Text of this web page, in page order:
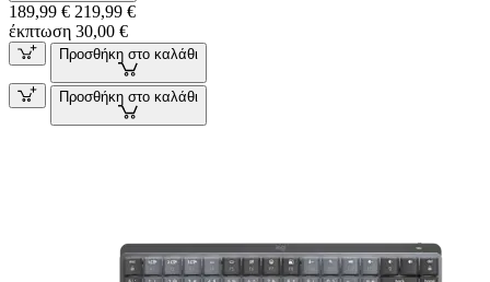
189,99 € 219,99 €
έκπτωση 30,00 €
Προσθήκη στο καλάθι
Προσθήκη στο καλάθι